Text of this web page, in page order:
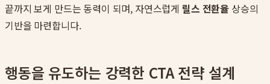
끝까지 보게 만드는 동력이 되며, 자연스럽게 릴스 전환율 상승의
기반을 마련합니다.
행동을 유도하는 강력한 CTA 전략 설계